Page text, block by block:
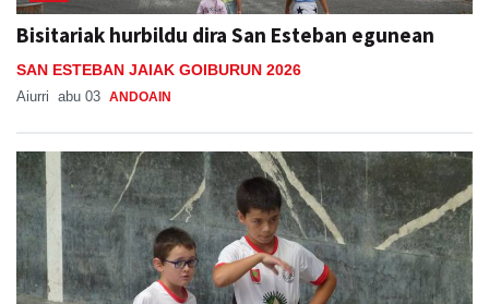
Bisitariak hurbildu dira San Esteban egunean
SAN ESTEBAN JAIAK GOIBURUN 2026
Aiurri abu 03 ANDOAIN